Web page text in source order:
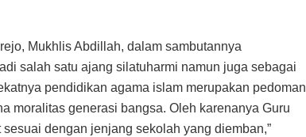
Mukhlis Abdillah, dalam sambutannya
salah satu ajang silatuharmi namun juga sebagai
pendidikan agama islam merupakan pedoman
moralitas generasi bangsa. Oleh karenanya Guru
dengan jenjang sekolah yang diemban,”